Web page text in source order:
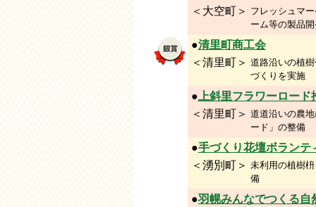
＜大空町＞ フレッシュマ
ーム等の製品
●清里町商工会
＜清里町＞ 道路沿いの植
づくりを実施
● 上斜里フラワーロード
＜清里町＞ 道道沿いの農
ード」の整備
●手づくり花壇ボランテ
＜湧別町＞ 未利用の植樹
備
●羽幌みんなでつくる自